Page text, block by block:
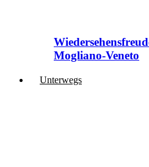
Mogliano-Veneto
Unterwegs